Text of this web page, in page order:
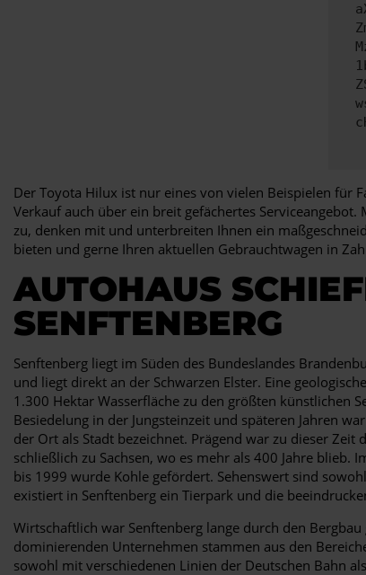
Der Toyota Hilux ist nur eines von vielen Beispielen für
Verkauf auch über ein breit gefächertes
zu, denken mit und unterbreiten Ihnen ein
bieten und gerne Ihren aktuellen Gebrauchtwagen in
AUTOHAUS
SENFTENBERG
Senftenberg liegt im Süden des Bundeslandes
und liegt direkt an der Schwarzen Elster. Eine
1.300 Hektar Wasserfläche zu den größten künstlichen
Besiedelung in der Jungsteinzeit und späteren Jahren
der Ort als Stadt bezeichnet. Prägend war zu dieser
schließlich zu Sachsen, wo es mehr als 400 Jahre
bis 1999 wurde Kohle gefördert. Sehenswert sind
existiert in Senftenberg ein Tierpark und die
Wirtschaftlich war Senftenberg lange durch den
dominierenden Unternehmen stammen aus den
sowohl mit verschiedenen Linien der Deutschen Bahn